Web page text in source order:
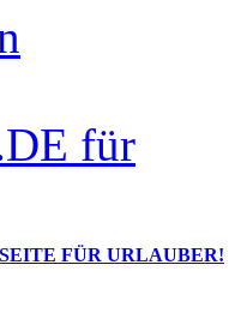
FÜR URLAUBER!